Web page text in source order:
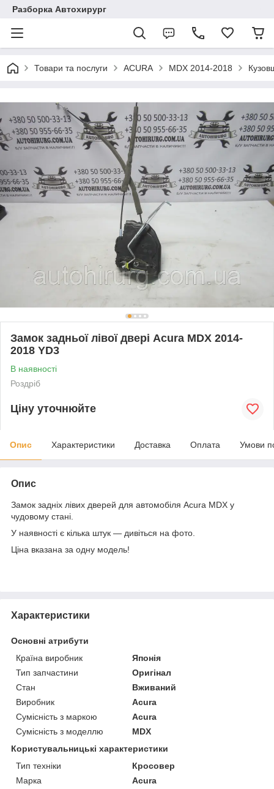
Разборка Автохирург
Товари та послуги ACURA MDX 2014-2018
Замок задньої лівої двері Acura MDX 2014-
2018 YD3
В наявності
Роздріб
Ціну уточнюйте
Опис Характеристики Доставка Оплата Умови
Опис
Замок задніх лівих дверей для автомобіля Acura MDX у
чудовому стані.
У наявності є кілька штук — дивіться на фото.
Ціна вказана за одну модель!
Характеристики
Основні атрибути
Країна виробник
Японія
Тип запчастини
Оригінал
Стан
Вживаний
Виробник
Acura
Сумісність з маркою
Acura
Сумісність з моделлю
MDX
Користувальницькі характеристики
Тип техніки
Кросовер
Марка
Acura